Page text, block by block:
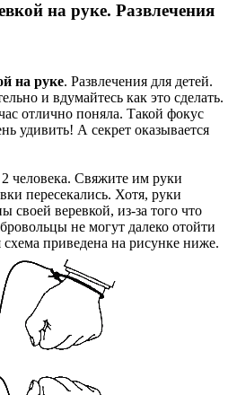
на руке. Развлечения
на руке. Развлечения для детей.
и вдумайтесь как это сделать.
отлично поняла. Такой фокус
удивить! А секрет оказывается
человека. Свяжите им руки
пересекались. Хотя, руки
своей веревкой, из-за того что
не могут далеко отойти
приведена на рисунке ниже.